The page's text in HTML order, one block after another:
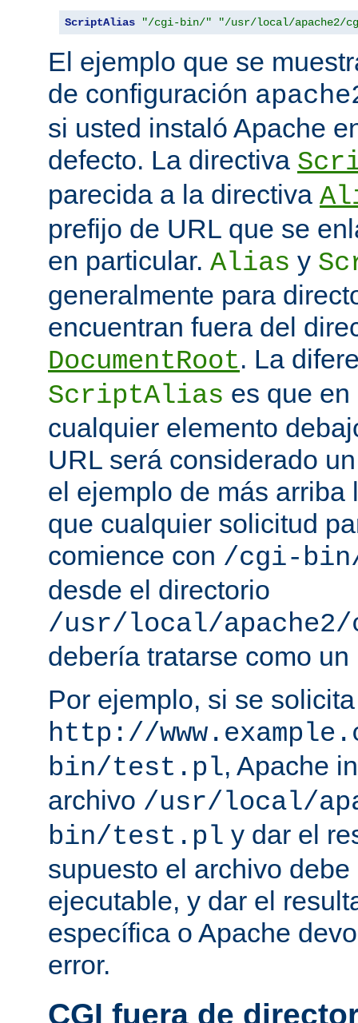
ScriptAlias "/cgi-bin/" "/usr/local/apache2/
El ejemplo que se
de configuración
si usted instaló Apache
defecto. La directiva
parecida a la directiva
prefijo de URL que se
en particular. Alias y
generalmente para
encuentran fuera del
DocumentRoot. La
ScriptAlias es que en
cualquier elemento
URL será considerado
el ejemplo de más arriba
que cualquier solicitud
comience con /cgi-
desde el directorio
/usr/local/
debería tratarse como
Por ejemplo, si se
http://
bin/test.pl, Apache
archivo /usr/local/
bin/test.pl y dar el
supuesto el archivo
ejecutable, y dar el
específica o Apache
error.
CGI fuera de